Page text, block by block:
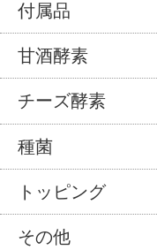
付属品
甘酒酵素
チーズ酵素
種菌
トッピング
その他